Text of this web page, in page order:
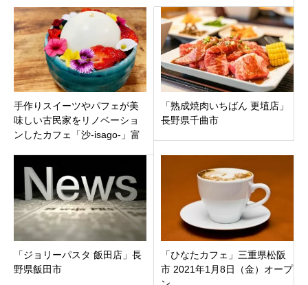
手作りスイーツやパフェが美
味しい古民家をリノベーショ
ンしたカフェ「沙-isago-」富
「熟成焼肉いちばん 更埴店」
長野県千曲市
「ジョリーパスタ 飯田店」長
野県飯田市
「ひなたカフェ」三重県松阪
市 2021年1月8日（金）オープ